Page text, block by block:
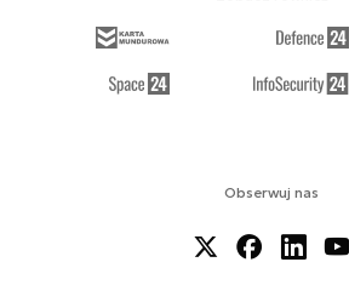
Obserwuj nas